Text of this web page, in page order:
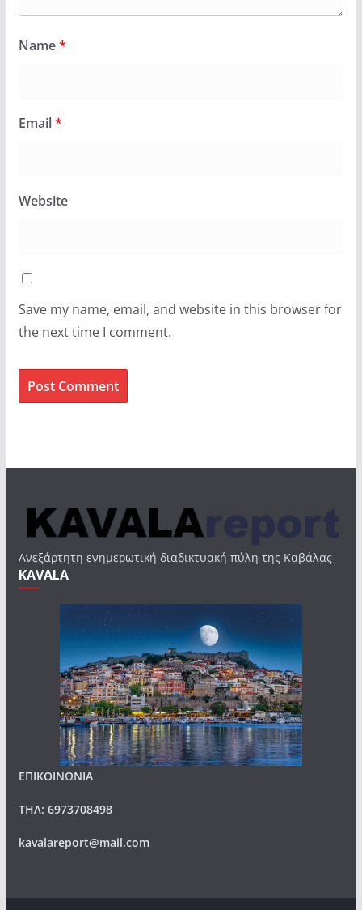
Name*
Email*
Website
Save my name, email, and website in this browser for
the next time I comment.
Ανεξάρτητη ενημερωτική διαδικτυακή πύλη της Καβάλας
KAVALA
ΕΠΙΚΟΙΝΩΝΙΑ
ΤΗΛ: 6973708498
kavalareport@mail.com